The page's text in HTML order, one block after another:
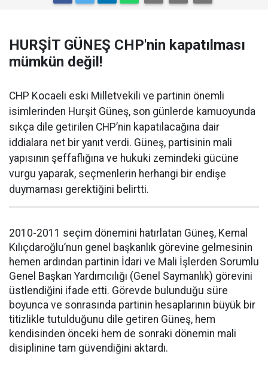
HURŞİT GÜNEŞ CHP'nin kapatılması
mümkün değil!
CHP Kocaeli eski Milletvekili ve partinin önemli
isimlerinden Hurşit Güneş, son günlerde kamuoyunda
sıkça dile getirilen CHP’nin kapatılacağına dair
iddialara net bir yanıt verdi. Güneş, partisinin mali
yapısının şeffaflığına ve hukuki zemindeki gücüne
vurgu yaparak, seçmenlerin herhangi bir endişe
duymaması gerektiğini belirtti.
2010-2011 seçim dönemini hatırlatan Güneş, Kemal
Kılıçdaroğlu’nun genel başkanlık görevine gelmesinin
hemen ardından partinin İdari ve Mali İşlerden Sorumlu
Genel Başkan Yardımcılığı (Genel Saymanlık) görevini
üstlendiğini ifade etti. Görevde bulunduğu süre
boyunca ve sonrasında partinin hesaplarının büyük bir
titizlikle tutulduğunu dile getiren Güneş, hem
kendisinden önceki hem de sonraki dönemin mali
disiplinine tam güvendiğini aktardı.